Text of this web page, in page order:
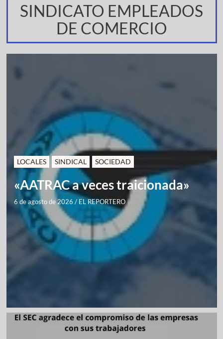
SINDICATO EMPLEADOS
DE COMERCIO
LOCALES SINDICAL SOCIEDAD
«AATRAC a veces traicionada»
6 de agosto de 2026 / EL REPORTERO